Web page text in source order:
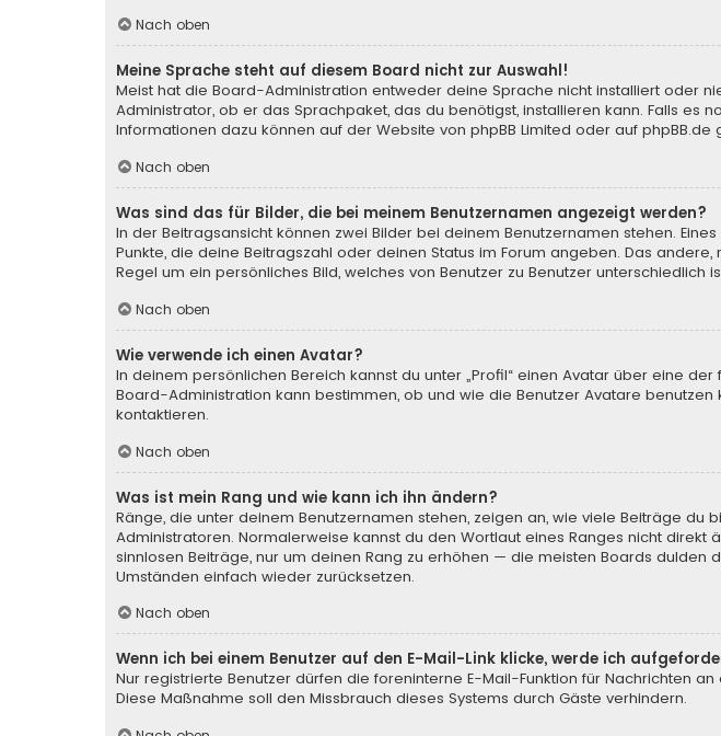
Nach oben
Meine Sprache steht auf diesem Board nicht zur Auswahl!
Meist hat die Board-Administration entweder deine Sprache nicht installiert oder
Administrator, ob er das Sprachpaket, das du benötigst, installieren kann. Falls es
Informationen dazu können auf der Website von phpBB Limited oder auf phpBB.de
Nach oben
Was sind das für Bilder, die bei meinem Benutzernamen angezeigt werden?
In der Beitragsansicht können zwei Bilder bei deinem Benutzernamen stehen.
Punkte, die deine Beitragszahl oder deinen Status im Forum angeben. Das
Regel um ein persönliches Bild, welches von Benutzer zu Benutzer unterschiedlich
Nach oben
Wie verwende ich einen Avatar?
In deinem persönlichen Bereich kannst du unter „Profil“ einen Avatar über eine
Board-Administration kann bestimmen, ob und wie die Benutzer Avatare
kontaktieren.
Nach oben
Was ist mein Rang und wie kann ich ihn ändern?
Ränge, die unter deinem Benutzernamen stehen, zeigen an, wie viele Beiträge
Administratoren. Normalerweise kannst du den Wortlaut eines Ranges nicht
sinnlosen Beiträge, nur um deinen Rang zu erhöhen — die meisten Boards
Umständen einfach wieder zurücksetzen.
Nach oben
Wenn ich bei einem Benutzer auf den E-Mail-Link klicke, werde ich
Nur registrierte Benutzer dürfen die foreninterne E-Mail-Funktion für Nachrichten
Diese Maßnahme soll den Missbrauch dieses Systems durch Gäste verhindern.